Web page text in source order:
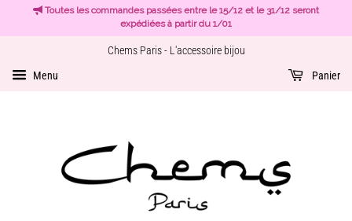
Toutes les commandes passées entre le 15/12 et le 31/12 seront
expédiées à partir du 1/01
Chems Paris - L'accessoire bijou
Menu Panier